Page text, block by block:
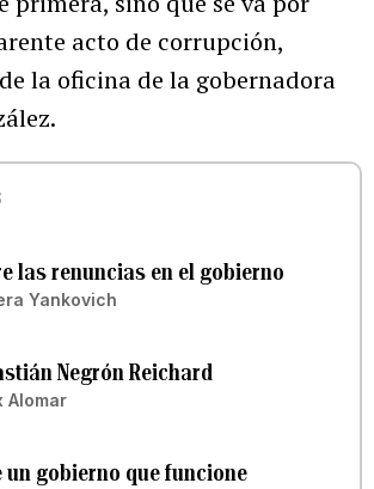
acto de corrupción,
la oficina de la gobernadora
las renuncias en el gobierno
Yankovich
Negrón Reichard
Alomar
un gobierno que funcione